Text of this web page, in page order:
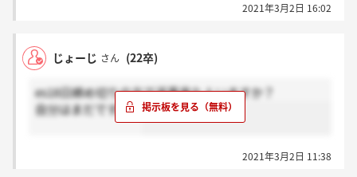
2021年3月2日 16:02
じょーじ さん (22卒)
es18日締め切りの方で返事来た人いますか？
自分はまだです。。
2021年3月2日 11:38